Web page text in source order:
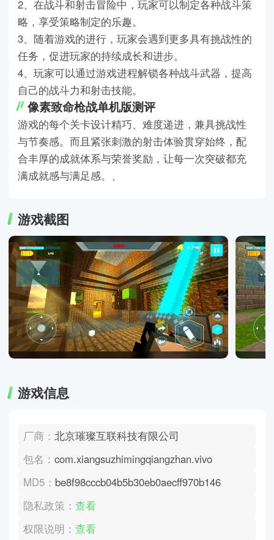
2、在战斗和射击冒险中，玩家可以制定各种战斗策
略，享受策略制定的乐趣。
3、随着游戏的进行，玩家会遇到更多具有挑战性的
任务，促进玩家的持续成长和进步。
4、玩家可以通过游戏进程解锁各种战斗武器，提高
自己的战斗力和射击技能。
像素致命枪战单机版测评
游戏的每个关卡设计精巧、难度递进，兼具挑战性
与节奏感。而且紧张刺激的射击体验贯穿始终，配
合丰厚的成就体系与荣誉奖励，让每一次突破都充
满成就感与满足感。、
游戏截图
游戏信息
厂商：北京璀璨互联科技有限公司
包名：com.xiangsuzhimingqiangzhan.vivo
MD5： be8f98cccb04b5b30eb0aecff970b146
隐私政策：查看
权限说明：查看